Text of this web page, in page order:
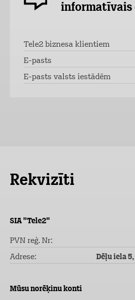
informatīvais
Tele2 biznesa klientiem
E-pasts
E-pasts valsts iestādēm
Rekvizīti
SIA "Tele2"
PVN reģ. Nr:
Adrese: Dēļu iela
Mūsu norēķinu konti